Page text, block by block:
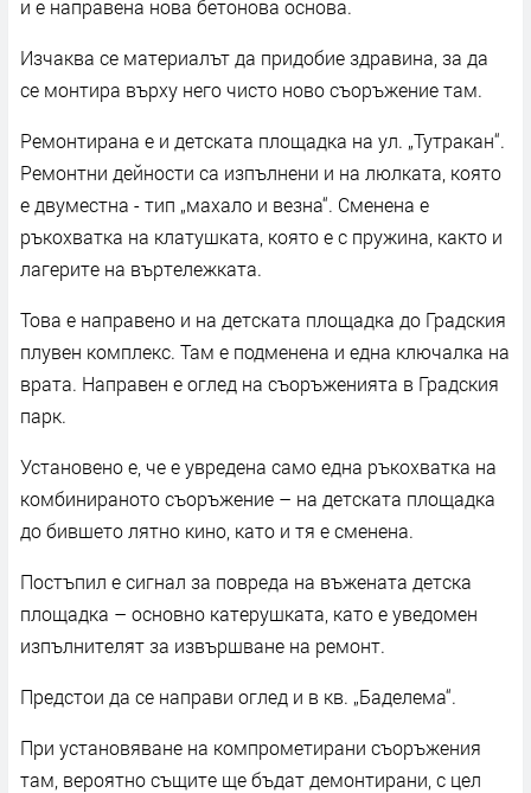
и е направена нова бетонова основа.
Изчаква се материалът да придобие здравина, за да
се монтира върху него чисто ново съоръжение там.
Ремонтирана е и детската площадка на ул. „Тутракан“.
Ремонтни дейности са изпълнени и на люлката, която
е двуместна - тип „махало и везна“. Сменена е
ръкохватка на клатушката, която е с пружина, както и
лагерите на въртележката.
Това е направено и на детската площадка до Градския
плувен комплекс. Там е подменена и една ключалка на
врата. Направен е оглед на съоръженията в Градския
парк.
Установено е, че е увредена само една ръкохватка на
комбинираното съоръжение – на детската площадка
до бившето лятно кино, като и тя е сменена.
Постъпил е сигнал за повреда на въжената детска
площадка – основно катерушката, като е уведомен
изпълнителят за извършване на ремонт.
Предстои да се направи оглед и в кв. „Баделема“.
При установяване на компрометирани съоръжения
там, вероятно същите ще бъдат демонтирани, с цел